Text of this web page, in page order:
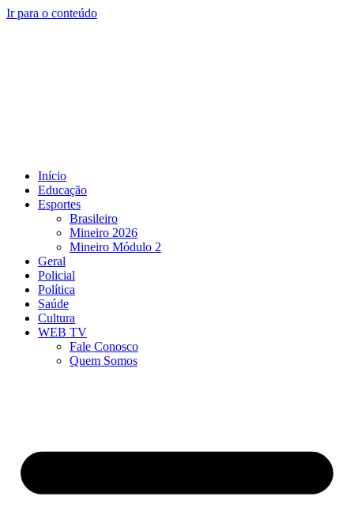
Ir para o conteúdo
Início
Educação
Esportes
Brasileiro
Mineiro 2026
Mineiro Módulo 2
Geral
Policial
Política
Saúde
Cultura
WEB TV
Fale Conosco
Quem Somos